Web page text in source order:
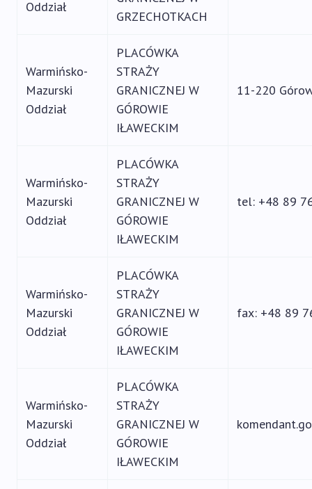
Oddział
GRZECHOTKACH
Warmińsko-
Mazurski
Oddział
PLACÓWKA
STRAŻY
GRANICZNEJ W
GÓROWIE
IŁAWECKIM
11-220
Warmińsko-
Mazurski
Oddział
PLACÓWKA
STRAŻY
GRANICZNEJ W
GÓROWIE
IŁAWECKIM
tel: +48 89
Warmińsko-
Mazurski
Oddział
PLACÓWKA
STRAŻY
GRANICZNEJ W
GÓROWIE
IŁAWECKIM
fax: +48 89
Warmińsko-
Mazurski
Oddział
PLACÓWKA
STRAŻY
GRANICZNEJ W
GÓROWIE
IŁAWECKIM